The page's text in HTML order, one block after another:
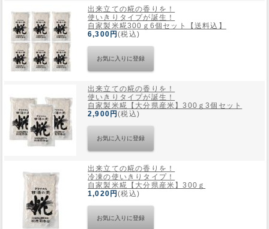
出来立ての糀の香りを！
使いきりタイプが誕生！
自家製米糀300ｇ6個セット【送料込】
6,300円(税込)
出来立ての糀の香りを！
使いきりタイプが誕生！
自家製米糀【大分県産米】300ｇ3個セット
2,900円(税込)
出来立ての糀の香りを！
冷凍の使いきりタイプ！
自家製米糀【大分県産米】300ｇ
1,020円(税込)